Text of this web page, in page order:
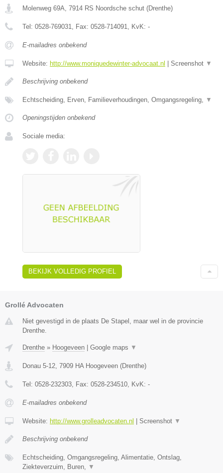
Molenweg 69A 7914 RS Noordsche schut (Drenthe)
Tel: 0528-769031 , Fax: 0528-714091 , KvK: -
E-mailadres onbekend
Website: http://www.moniquedewinter-advocaat.nl Screenshot ▼
Beschrijving onbekend
Echtscheiding, Erven, Familieverhoudingen, Omgangsregeling, ▼
Openingstijden onbekend
Sociale media:
BEKIJK VOLLEDIG PROFIEL
Grollé Advocaten
Niet gevestigd in de plaats De Stapel, maar wel in de provincie
Drenthe.
Drenthe » Hoogeveen Google maps ▼
Donau 5-12, 7909 HA Hoogeveen (Drenthe)
Tel: 0528-232303, Fax: 0528-234510, KvK: -
E-mailadres onbekend
Website: http://www.grolleadvocaten.nl Screenshot ▼
Beschrijving onbekend
Echtscheiding, Omgangsregeling, Alimentatie, Ontslag,
Ziekteverzuim, Buren, ▼